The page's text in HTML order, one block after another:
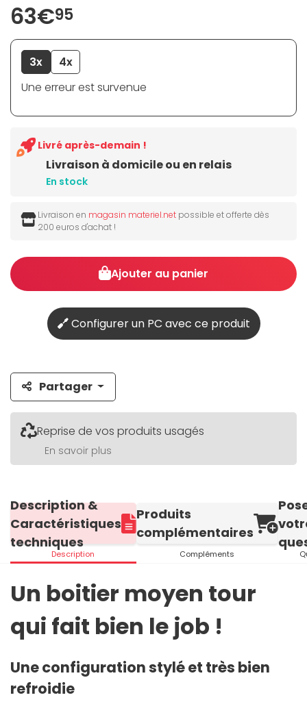
63€95
3x
4x
Une erreur est survenue
Livraison à domicile ou en relais
En stock
Livré après-demain !
Livraison en magasin materiel.net possible et offerte dès
200 euros d'achat !
Ajouter au panier
Configurer un PC avec ce produit
Partager
Reprise de vos produits usagés
En savoir plus
Description &
Caractéristiques
techniques
Description
Produits
complémentaires
Compléments
Un boitier moyen tour
qui fait bien le job !
Une configuration stylé et très bien
refroidie